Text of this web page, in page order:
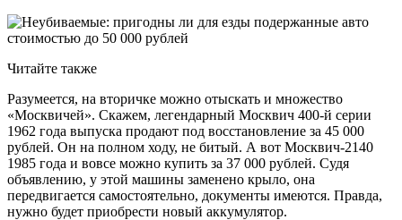
Читайте также
Разумеется, на вторичке можно отыскать и множество
«Москвичей». Скажем, легендарный Москвич 400-й серии
1962 года выпуска продают под восстановление за 45 000
рублей. Он на полном ходу, не битый. А вот Москвич-2140
1985 года и вовсе можно купить за 37 000 рублей. Судя
объявлению, у этой машины заменено крыло, она
передвигается самостоятельно, документы имеются. Правда,
нужно будет приобрести новый аккумулятор.